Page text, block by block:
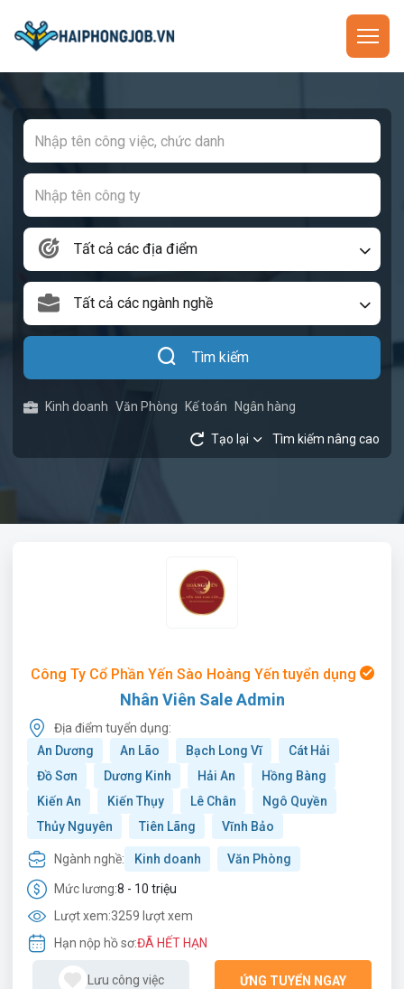
Tất cả các địa điểm
Tất cả các ngành nghề
Tìm kiếm
Kinh doanh Văn Phòng Kế toán Ngân hàng
Tạo lại Tìm kiếm nâng cao
Công Ty Cổ Phần Yến Sào Hoàng Yến tuyển dụng
Nhân Viên Sale Admin
Địa điểm tuyển dụng:
An Dương
An Lão Bạch Long Vĩ
Cát Hải
Đồ Sơn
Dương Kinh Hải An
Hồng Bàng
Kiến An
Kiến Thụy Lê Chân
Ngô Quyền
Thủy Nguyên
Tiên Lãng Vĩnh Bảo
Ngành nghề: Kinh doanh Văn Phòng
Mức lương:8 - 10 triệu
Lượt xem:3259 lượt xem
Hạn nộp hồ sơ:ĐÃ HẾT HẠN
Lưu công việc ỨNG TUYỂN NGAY